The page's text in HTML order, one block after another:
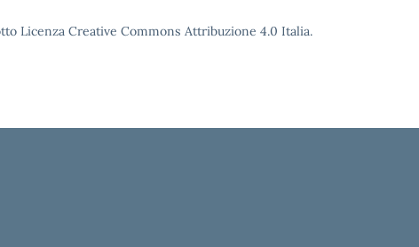
Licenza Creative Commons Attribuzione 4.0 Italia.